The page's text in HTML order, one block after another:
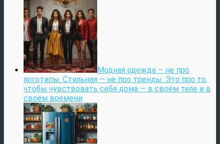
Модная одежда — не про
логотипы. Стильная — не про тренды. Это про то,
чтобы чувствовать себя дома — в своём теле и в
своём времени